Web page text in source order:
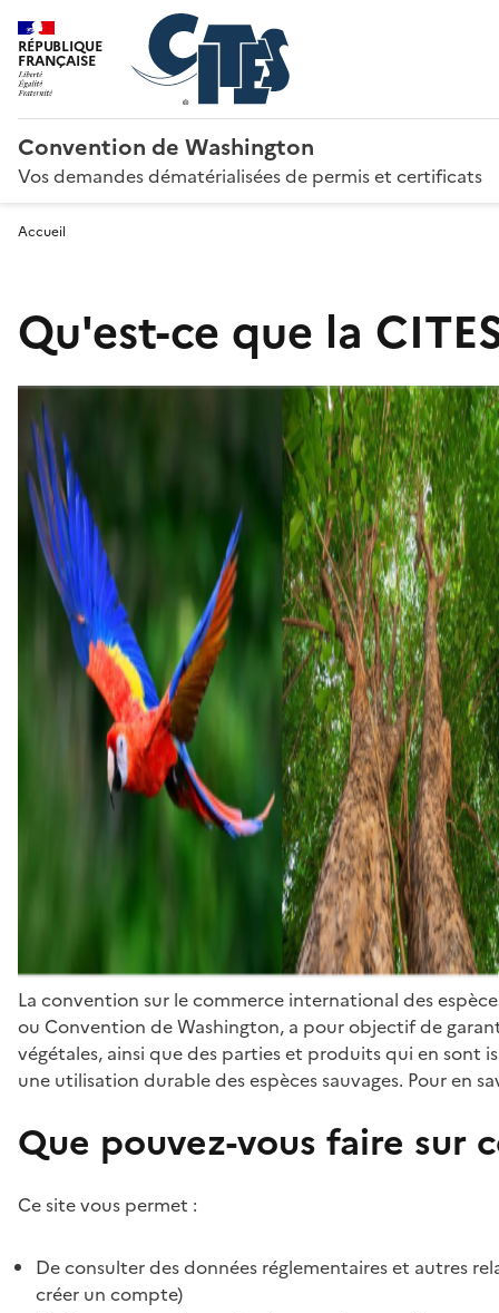
RÉPUBLIQUE
FRANÇAISE
Convention de Washington
Vos demandes dématérialisées de permis et certificats
Accueil
Qu'est-ce que la
La convention sur le commerce international des
ou Convention de Washington, a pour objectif de
végétales, ainsi que des parties et produits qui en sont
une utilisation durable des espèces sauvages. Pour en
Que pouvez-vous faire sur
Ce site vous permet :
De consulter des données réglementaires et autres
créer un compte)